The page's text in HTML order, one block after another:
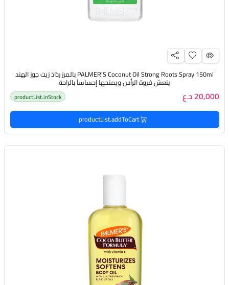
PALMER'S Coconut Oil Strong Roots Spray 150ml بالمرز رذاذ زيت جوز الهند
ينعش فروة الرأس ويمنحها إحساساً بالراحة
20,000 د.ع productList.inStock
productList.addToCart